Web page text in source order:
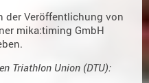
der Veröffentlichung von
mika:timing GmbH
Triathlon Union (DTU):